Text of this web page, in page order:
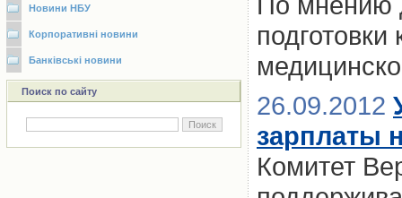
Новини НБУ
Корпоративні новини
Банківські новини
Поиск по сайту
26.09.2012
зарплаты
Комитет